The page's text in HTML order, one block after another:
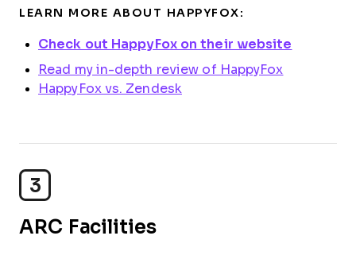
LEARN MORE ABOUT HAPPYFOX:
Check out HappyFox on their website
Read my in-depth review of HappyFox
HappyFox vs. Zendesk
3
ARC Facilities